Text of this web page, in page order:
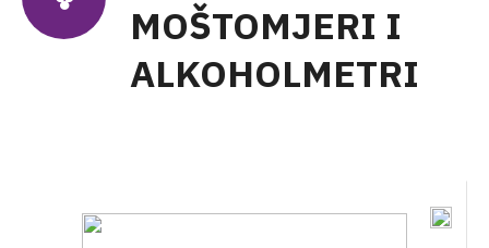
MOŠTOMJERI I
ALKOHOLMETRI